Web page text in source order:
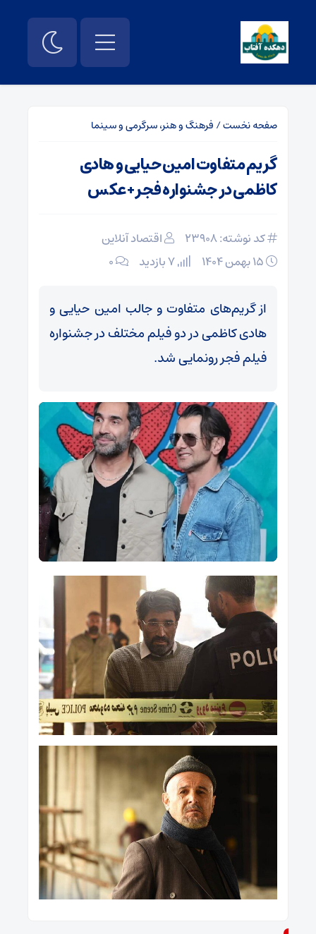
صفحه نخست/ فرهنگ و هنر، سرگرمی و سینما
گریم متفاوت امین حیایی و هادی
کاظمی در جشنواره فجر+ عکس
کد نوشته: 23908
اقتصاد آنلاین
۰
از گریم‌های متفاوت و جالب امین حیایی و
هادی کاظمی در دو فیلم مختلف در جشنواره
فیلم فجر رونمایی شد.